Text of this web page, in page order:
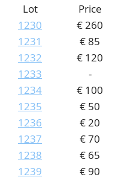
Lot
Price
1230
€ 260
1231
€ 85
1232
€ 120
1233
-
1234
€ 100
1235
€ 50
1236
€ 20
1237
€ 70
1238
€ 65
1239
€ 90